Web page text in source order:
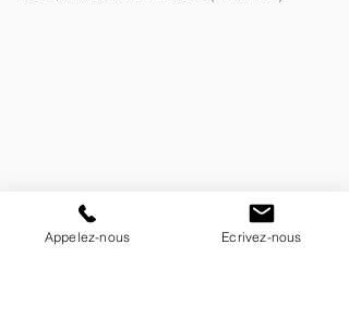
Appelez-nous Ecrivez-nous